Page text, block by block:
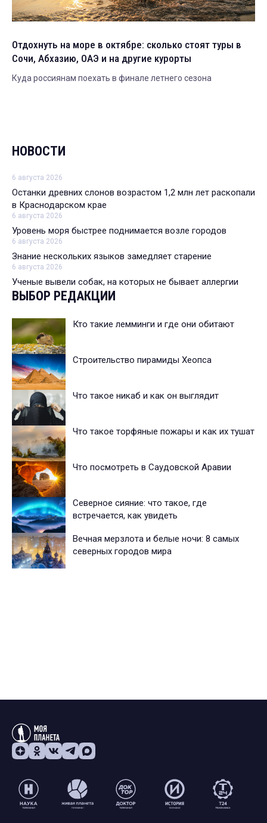
Отдохнуть на море в октябре: сколько стоят туры в
Сочи, Абхазию, ОАЭ и на другие курорты
Куда россиянам поехать в финале летнего сезона
НОВОСТИ
6 августа 2026
Останки древних слонов возрастом 1,2 млн лет раскопали
в Краснодарском крае
6 августа 2026
Уровень моря быстрее поднимается возле городов
6 августа 2026
Знание нескольких языков замедляет старение
6 августа 2026
Ученые вывели собак, на которых не бывает аллергии
ВЫБОР РЕДАКЦИИ
Кто такие лемминги и где они обитают
Строительство пирамиды Хеопса
Что такое никаб и как он выглядит
Что такое торфяные пожары и как их тушат
Что посмотреть в Саудовской Аравии
Северное сияние: что такое, где
встречается, как увидеть
Вечная мерзлота и белые ночи: 8 самых
северных городов мира